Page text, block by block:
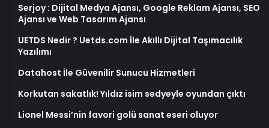
Serjoy : Dijital Medya Ajansı, Google Reklam Ajansı, SEO
Ajansı ve Web Tasarım Ajansı
UETDS Nedir ? Uetds.com İle Akıllı Dijital Taşımacılık
Yazılımı
Datahost İle Güvenilir Sunucu Hizmetleri
Korkutan sakatlık! Yıldız isim sedyeyle oyundan çıktı
Lionel Messi’nin favori golü sanat eseri oluyor